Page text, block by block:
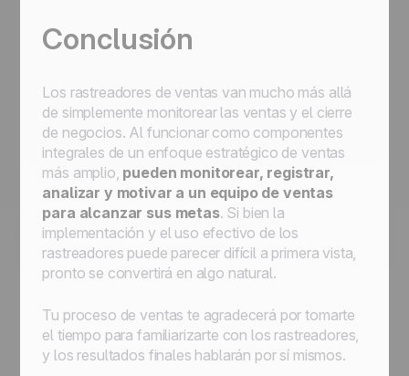
Conclusión
Los rastreadores de ventas van mucho más allá
de simplemente monitorear las ventas y el cierre
de negocios. Al funcionar como componentes
integrales de un enfoque estratégico de ventas
más amplio, pueden monitorear, registrar,
analizar y motivar a un equipo de ventas
para alcanzar sus metas. Si bien la
implementación y el uso efectivo de los
rastreadores puede parecer difícil a primera vista,
pronto se convertirá en algo natural.
Tu proceso de ventas te agradecerá por tomarte
el tiempo para familiarizarte con los rastreadores,
y los resultados finales hablarán por sí mismos.